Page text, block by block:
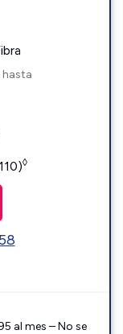
hasta
◊
al mes – No se